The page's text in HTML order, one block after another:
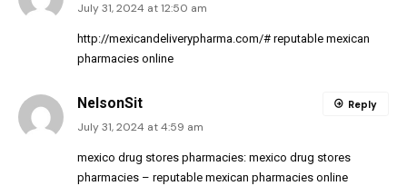
July 31, 2024 at 12:50 am
http://mexicandeliverypharma.com/# reputable mexican
pharmacies online
NelsonSit
July 31, 2024 at 4:59 am
mexico drug stores pharmacies: mexico drug stores
pharmacies – reputable mexican pharmacies online
Reply